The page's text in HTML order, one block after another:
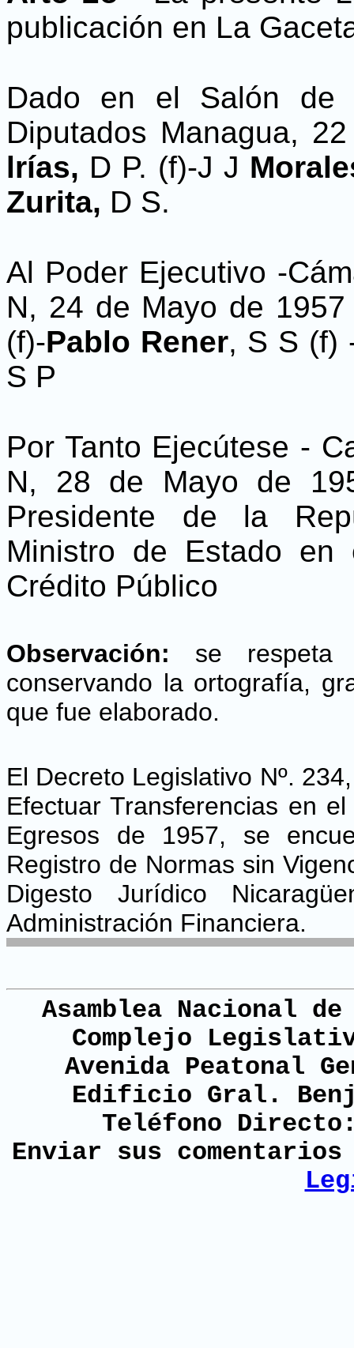
publicación en La
Dado en el Salón de
Diputados Managua,
lrías, D P. (f)-J J
Zurita, D S.
Al Poder Ejecutivo -
N, 24 de Mayo de
(f)-Pablo Rener, S S (f)
S P
Por Tanto Ejecútese -
N, 28 de Mayo de
Presidente de la
Ministro de Estado
Crédito Público
Observación: se
conservando la ortografía,
que fue elaborado.
El Decreto Legislativo Nº.
Efectuar Transferencias en
Egresos de 1957, se
Registro de Normas sin
Digesto Jurídico
Administración Financiera.
Asamblea Nacional
Complejo
Avenida Peatonal
Edificio Gral.
Teléfono
Enviar sus